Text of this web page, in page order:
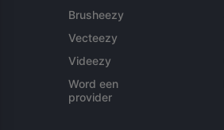
Brusheezy
Vecteezy
Videezy
Word een
provider